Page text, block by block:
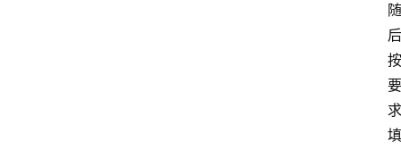
随
后
按
要
求
填